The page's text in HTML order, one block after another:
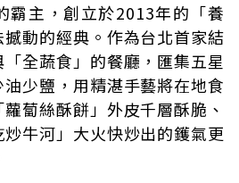
霸主，創立於2013年的「養
動的經典。作為台北首家結
全蔬食」的餐廳，匯集五星
少鹽，用精湛手藝將在地食
蔔絲酥餅」外皮千層酥脆、
牛河」大火快炒出的鑊氣更